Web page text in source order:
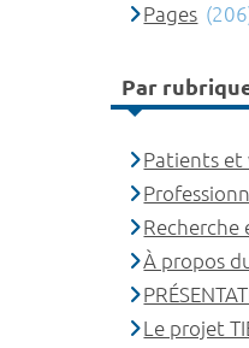
Pages
Par
Patients et
À propos
Le projet